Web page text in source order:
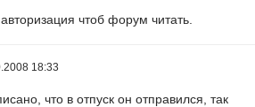
чтоб форум читать.
18:33
что в отпуск он отправился, так